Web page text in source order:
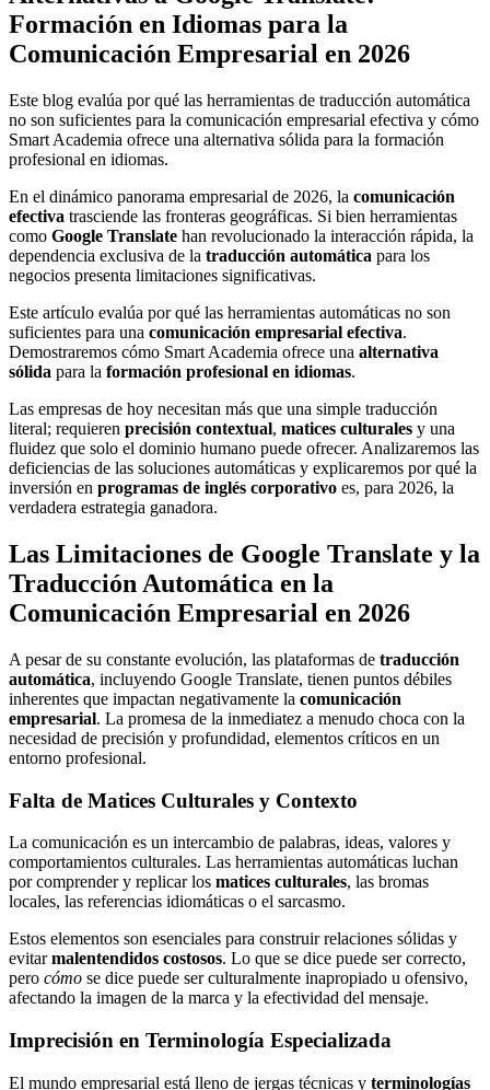
Formación en Idiomas para la
Comunicación Empresarial en 2026
Este blog evalúa por qué las herramientas de traducción automática
no son suficientes para la comunicación empresarial efectiva y cómo
Smart Academia ofrece una alternativa sólida para la formación
profesional en idiomas.
En el dinámico panorama empresarial de 2026, la comunicación
efectiva trasciende las fronteras geográficas. Si bien herramientas
como Google Translate han revolucionado la interacción rápida, la
dependencia exclusiva de la traducción automática para los
negocios presenta limitaciones significativas.
Este artículo evalúa por qué las herramientas automáticas no son
suficientes para una comunicación empresarial efectiva.
Demostraremos cómo Smart Academia ofrece una alternativa
sólida para la formación profesional en idiomas.
Las empresas de hoy necesitan más que una simple traducción
literal; requieren precisión contextual, matices culturales y una
fluidez que solo el dominio humano puede ofrecer. Analizaremos las
deficiencias de las soluciones automáticas y explicaremos por qué la
inversión en programas de inglés corporativo es, para 2026, la
verdadera estrategia ganadora.
Las Limitaciones de Google Translate y la
Traducción Automática en la
Comunicación Empresarial en 2026
A pesar de su constante evolución, las plataformas de traducción
automática, incluyendo Google Translate, tienen puntos débiles
inherentes que impactan negativamente la comunicación
empresarial. La promesa de la inmediatez a menudo choca con la
necesidad de precisión y profundidad, elementos críticos en un
entorno profesional.
Falta de Matices Culturales y Contexto
La comunicación es un intercambio de palabras, ideas, valores y
comportamientos culturales. Las herramientas automáticas luchan
por comprender y replicar los matices culturales, las bromas
locales, las referencias idiomáticas o el sarcasmo.
Estos elementos son esenciales para construir relaciones sólidas y
evitarmalentendidos costosos. Lo que se dice puede ser correcto,
pero cómo se dice puede ser culturalmente inapropiado u ofensivo,
afectando la imagen de la marca y la efectividad del mensaje.
Imprecisión en Terminología Especializada
El mundo empresarial está lleno de jergas técnicas y terminologías